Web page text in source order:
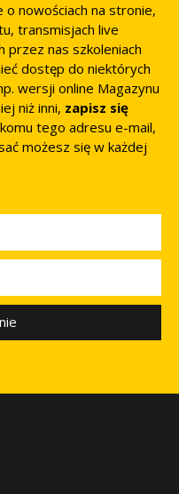
o nowościach na stronie,
transmisjach live
przez nas szkoleniach
dostęp do niektórych
wersji online Magazynu
niż inni, zapisz się
tego adresu e-mail,
możesz się w każdej